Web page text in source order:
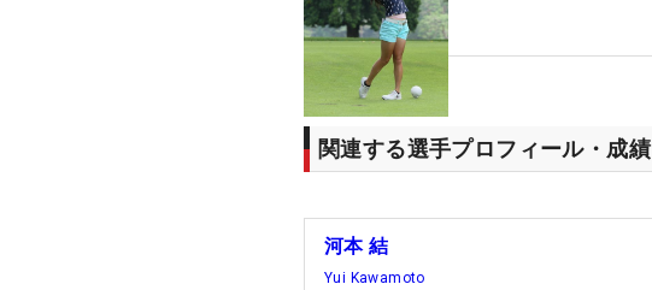
関連する選手プロフィール・成績
河本 結
Yui Kawamoto